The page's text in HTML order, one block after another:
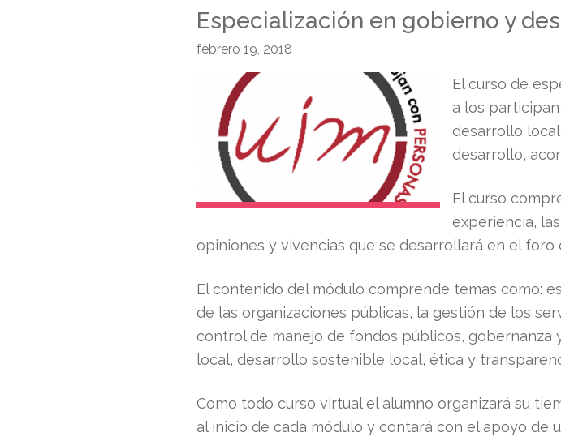
Especialización en gobierno y
febrero 19, 2018
El curso de
a los
desarrollo
desarrollo,
El curso
experiencia,
opiniones y vivencias que se desarrollará en el
El contenido del módulo comprende temas como:
de las organizaciones públicas, la gestión de los
control de manejo de fondos públicos,
local, desarrollo sostenible local, ética y
Como todo curso virtual el alumno organizará su
al inicio de cada módulo y contará con el apoyo de